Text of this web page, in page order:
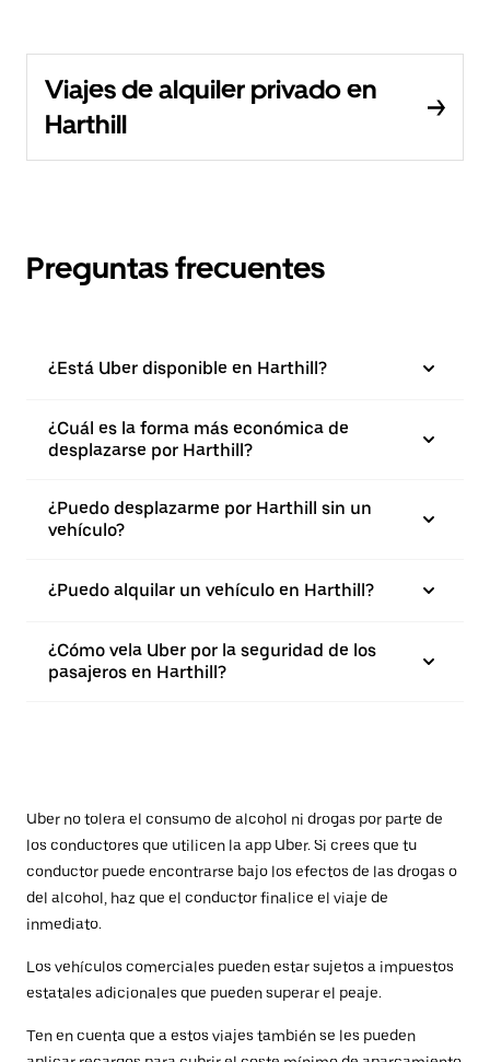
Viajes de alquiler privado en
Harthill
Preguntas frecuentes
¿Está Uber disponible en Harthill?
¿Cuál es la forma más económica de
desplazarse por Harthill?
¿Puedo desplazarme por Harthill sin un
vehículo?
¿Puedo alquilar un vehículo en Harthill?
¿Cómo vela Uber por la seguridad de los
pasajeros en Harthill?
Uber no tolera el consumo de alcohol ni drogas por parte de
los conductores que utilicen la app Uber. Si crees que tu
conductor puede encontrarse bajo los efectos de las drogas o
del alcohol, haz que el conductor finalice el viaje de
inmediato.
Los vehículos comerciales pueden estar sujetos a impuestos
estatales adicionales que pueden superar el peaje.
Ten en cuenta que a estos viajes también se les pueden